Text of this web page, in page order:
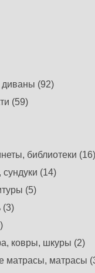
диваны (92)
(59)
библиотеки (16)
(14)
(5)
(3)
ковры, шкуры (2)
матрасы, матрасы